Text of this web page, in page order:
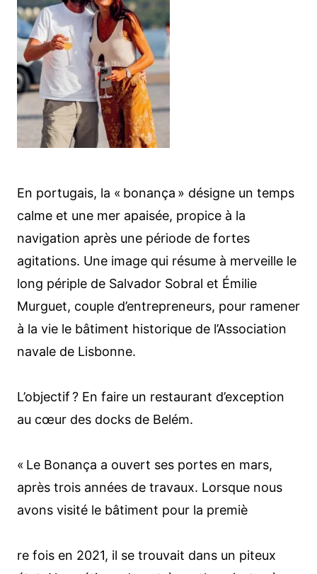
En portugais, la « bonança » désigne un temps
calme et une mer apaisée, propice à la
navigation après une période de fortes
agitations. Une image qui résume à merveille le
long périple de Salvador Sobral et Émilie
Murguet, couple d’entrepreneurs, pour ramener
à la vie le bâtiment historique de l’Association
navale de Lisbonne.
L’objectif ? En faire un restaurant d’exception
au cœur des docks de Belém.
« Le Bonança a ouvert ses portes en mars,
après trois années de travaux. Lorsque nous
avons visité le bâtiment pour la premiè
re fois en 2021, il se trouvait dans un piteux